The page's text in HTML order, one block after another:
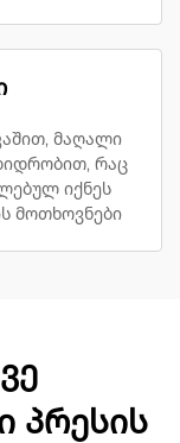
მაღალი
რაც
იქნეს
მოთხოვნები
პრესის